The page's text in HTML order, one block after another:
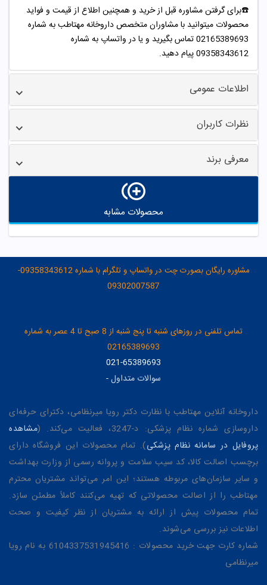
☎️برای گرفتن مشاوره قبل از خرید و همچنین اطلاع از قیمت و فواید
محصولات میتوانید با مشاوران متخصص داروخانه مهتاطب به شماره
02165389693 تماس بگیرید و یا در واتساپ به شماره
09358343612 پیام دهید.
اطلاعات عمومی
نظرات کاربران
معرفی برند
محصولات مشابه
مشاوره رایگان بصورت چت در واتساپ و تلگرام با شماره 09358343612-
09302007587
تماس تلفنی در روزهای شنبه تا پنج شنبه از 8 صبح تا 4 عصر به شماره
02165389693
021-65389693
سوالات متداول-
داروخانه آنلاین مهتاطب با نظارت دکتر رویا میرنظامی، دکترای حرفه‌ای
داروسازی شماره نظام پزشکی: د-3247، فعالیت می‌کند. (
مشاهده
پروفایل در سامانه نظام پزشکی). تمام محصولات این فروشگاه دارای
برچسب اصالت کالا، کد سیب سلامت و پروانه رسمی از وزارت بهداشت
و سایر سازمان‌های مربوطه هستند؛ این امر می‌تواند مشتریان محترم
مهتاطب را از اصالت محصولاتی که تهیه می‌کنند کاملاً مطمئن سازد.
تمام محصولات پیش از ارائه به مشتریان از نظر کیفیت و صحت
اطلاعات نیز بررسی می‌شوند.
شماره کارت جهت خرید محصولات : 6104337531945416 به نام رویا
میرنظامی